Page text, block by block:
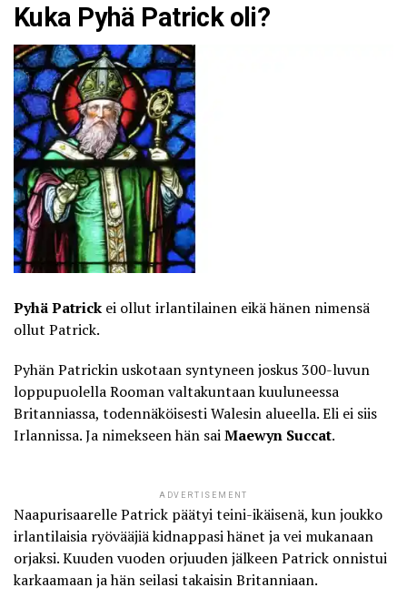
Kuka Pyhä Patrick oli?
Pyhä Patrick ei ollut irlantilainen eikä hänen nimensä
ollut Patrick.
Pyhän Patrickin uskotaan syntyneen joskus 300-luvun
loppupuolella Rooman valtakuntaan kuuluneessa
Britanniassa, todennäköisesti Walesin alueella. Eli ei siis
Irlannissa. Ja nimekseen hän saiMaewyn Succat.
ADVERTISEMENT
Naapurisaarelle Patrick päätyi teini-ikäisenä, kun joukko
irlantilaisia ryövääjiäkidnappasi hänet ja vei mukanaan
orjaksi. Kuuden vuoden orjuuden jälkeen Patrick onnistui
karkaamaan ja hän seilasi takaisin Britanniaan.